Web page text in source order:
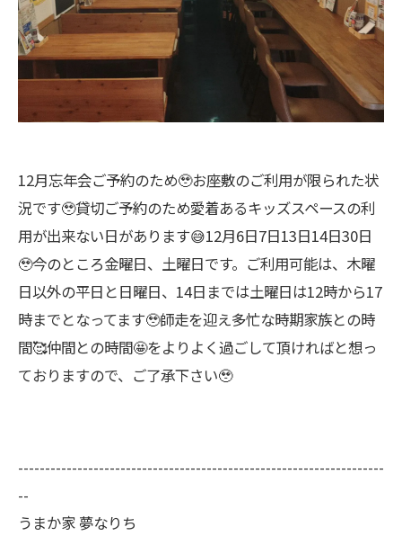
12月忘年会ご予約のため🥹お座敷のご利用が限られた状
況です🥹貸切ご予約のため愛着あるキッズスペースの利
用が出来ない日があります😅12月6日7日13日14日30日
🥹今のところ金曜日、土曜日です。ご利用可能は、木曜
日以外の平日と日曜日、14日までは土曜日は12時から17
時までとなってます🥹師走を迎え多忙な時期家族との時
間🥰仲間との時間🤩をよりよく過ごして頂ければと想っ
ておりますので、ご了承下さい🥹
--------------------------------------------------------------------
--
うまか家 夢なりち